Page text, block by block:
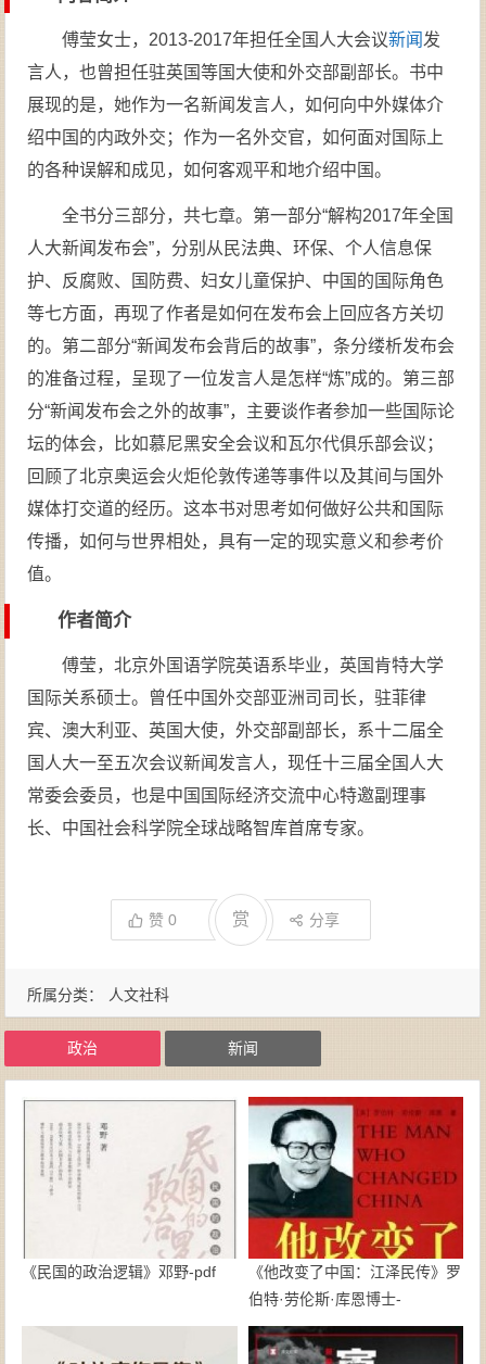
傅莹女士，2013-2017年担任全国人大会议新闻 发
言人，也曾担任驻英国等国大使和外交部副部长。书中
展现的是，她作为一名新闻发言人，如何向中外媒体介
绍中国的内政外交；作为一名外交官，如何面对国际上
的各种误解和成见，如何客观平和地介绍中国。
全书分三部分，共七章。第一部分“解构2017年全国
人大新闻发布会”，分别从民法典、环保、个人信息保
护、反腐败、国防费、妇女儿童保护、中国的国际角色
等七方面，再现了作者是如何在发布会上回应各方关切
的。第二部分“新闻发布会背后的故事”，条分缕析发布会
的准备过程，呈现了一位发言人是怎样“炼”成的。第三部
分“新闻发布会之外的故事”，主要谈作者参加一些国际论
坛的体会，比如慕尼黑安全会议和瓦尔代俱乐部会议；
回顾了北京奥运会火炬伦敦传递等事件以及其间与国外
媒体打交道的经历。这本书对思考如何做好公共和国际
传播，如何与世界相处，具有一定的现实意义和参考价
值。
作者简介
傅莹，北京外国语学院英语系毕业，英国肯特大学
国际关系硕士。曾任中国外交部亚洲司司长，驻菲律
宾、澳大利亚、英国大使，外交部副部长，系十二届全
国人大一至五次会议新闻发言人，现任十三届全国人大
常委会委员，也是中国国际经济交流中心特邀副理事
长、中国社会科学院全球战略智库首席专家。
赞0 赏 分享
所属分类： 人文社科
政治 新闻
《民国的政治逻辑》邓野-pdf
《他改变了中国：江泽民传》罗
伯特·劳伦斯·库恩博士-
epub+mobi